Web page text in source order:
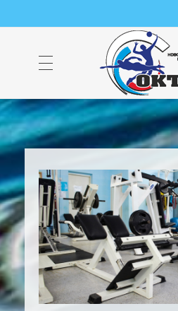
НМАУ "ФОК "ОКТАН" | Официальный сайт